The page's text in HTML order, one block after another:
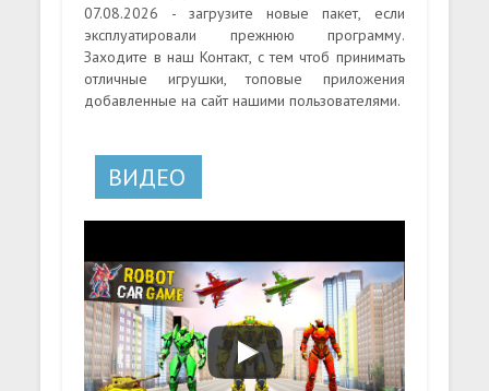
07.08.2026 - загрузите новые пакет, если
эксплуатировали прежнюю программу.
Заходите в наш Контакт, с тем чтоб принимать
отличные игрушки, топовые приложения
добавленные на сайт нашими пользователями.
ВИДЕО